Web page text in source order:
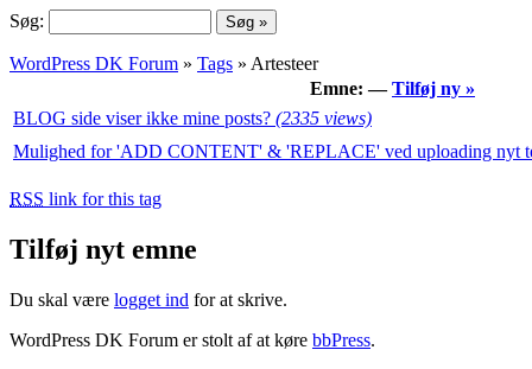
Søg:
WordPress DK Forum » Tags » Artesteer
Emne: —Tilføj ny »
BLOG side viser ikke mine posts? (2335 views)
Mulighed for 'ADD CONTENT' & 'REPLACE' ved uploading nyt
RSS link for this tag
Tilføj nyt emne
Du skal være logget ind for at skrive.
WordPress DK Forum er stolt af at køre bbPress.